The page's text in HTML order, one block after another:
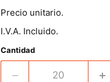
Precio unitario.
I.V.A. Incluido.
Cantidad